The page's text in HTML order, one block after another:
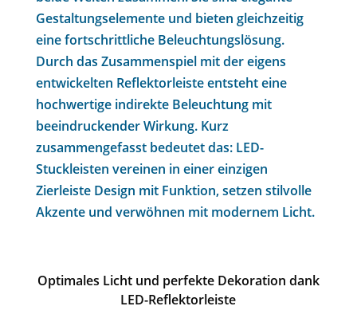
Gestaltungselemente und bieten gleichzeitig
eine fortschrittliche Beleuchtungslösung.
Durch das Zusammenspiel mit der eigens
entwickelten Reflektorleiste entsteht eine
hochwertige indirekte Beleuchtung mit
beeindruckender Wirkung. Kurz
zusammengefasst bedeutet das: LED-
Stuckleisten vereinen in einer einzigen
Zierleiste Design mit Funktion, setzen stilvolle
Akzente und verwöhnen mit modernem Licht.
Optimales Licht und perfekte Dekoration dank
LED-Reflektorleiste